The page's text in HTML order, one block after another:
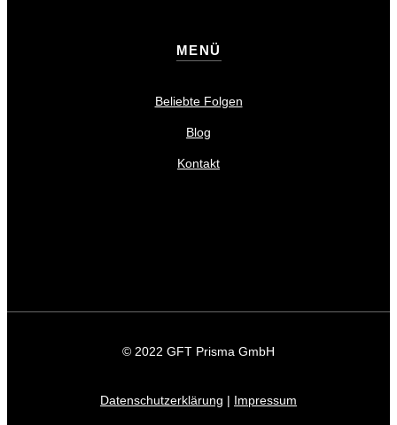
MENÜ
Beliebte Folgen
Blog
Kontakt
© 2022 GFT Prisma GmbH
Datenschutzerklärung | Impressum